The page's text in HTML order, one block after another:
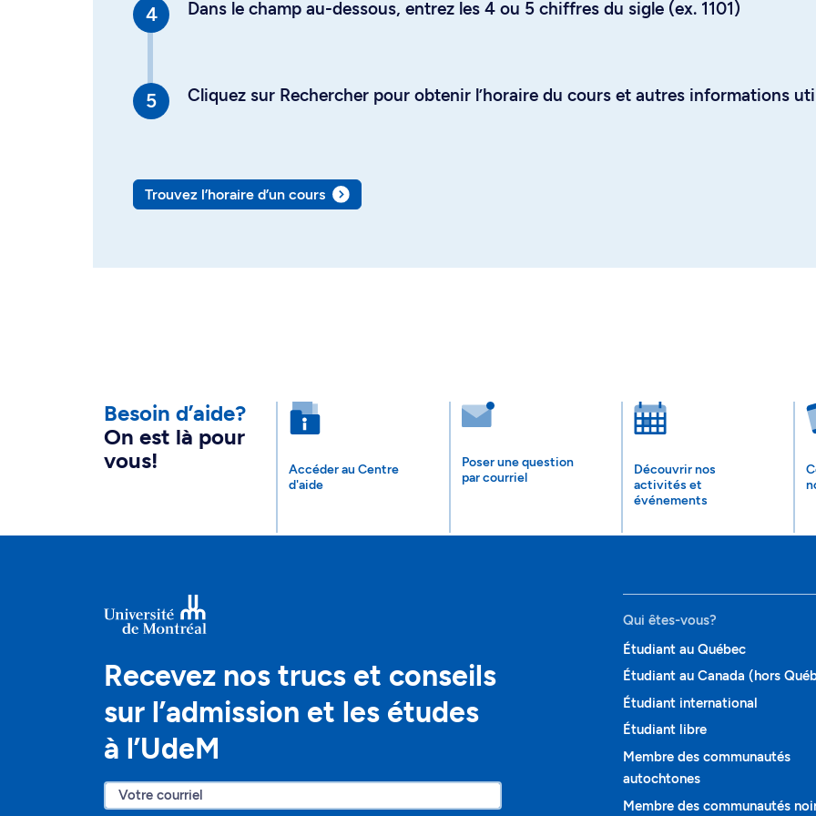
Dans le champ au-dessous, entrez les 4 ou 5 chiffres du sigle (ex. 1101)
Cliquez sur Rechercher pour obtenir l’horaire du cours et autres informations
Trouvez l’horaire d’un cours
Besoin d’aide?
On est là pour
vous!
Accéder au Centre
d'aide
Poser une question
par courriel
Découvrir nos
activités et
événements
Recevez nos trucs et conseils
sur l’admission et les études
à l’UdeM
Qui êtes-vous?
Étudiant au Québec
Étudiant au Canada (hors
Étudiant international
Étudiant libre
Membre des communautés
autochtones
Membre des communautés